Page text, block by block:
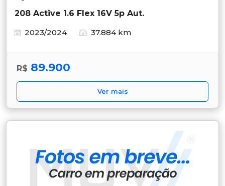
208 Active 1.6 Flex 16V 5p Aut.
2023/2024
37.884 km
R$ 89.900
Ver mais